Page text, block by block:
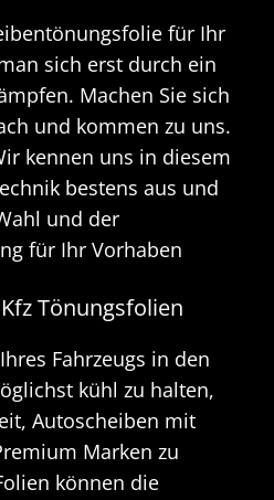
für Ihr
sich erst durch ein
Machen Sie sich
und kommen zu uns.
kennen uns in diesem
bestens aus und
und der
für Ihr Vorhaben
Tönungsfolien
Fahrzeugs in den
kühl zu halten,
Autoscheiben mit
Marken zu
können die